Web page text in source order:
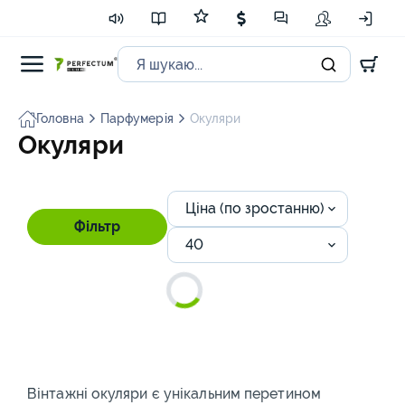
Головна Парфумерія Окуляри
Окуляри
Фільтр
Ціна (по зростанню)
40
Вінтажні окуляри є унікальним перетином